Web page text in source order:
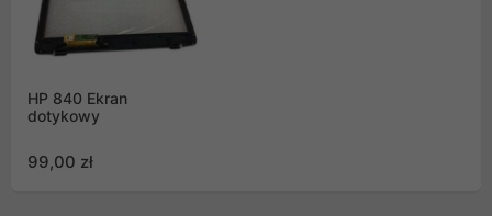
HP 840 Ekran
dotykowy
99,00 zł